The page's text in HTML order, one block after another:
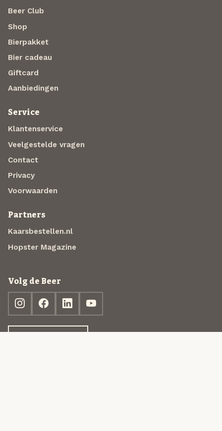
Beer Club
Shop
Bierpakket
Bier cadeau
Giftcard
Aanbiedingen
Service
Klantenservice
Veelgestelde vragen
Contact
Privacy
Voorwaarden
Partners
Kaarsbestellen.nl
Hopster Magazine
Volg de Beer